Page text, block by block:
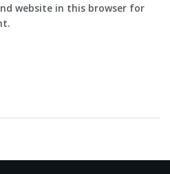
website in this browser for